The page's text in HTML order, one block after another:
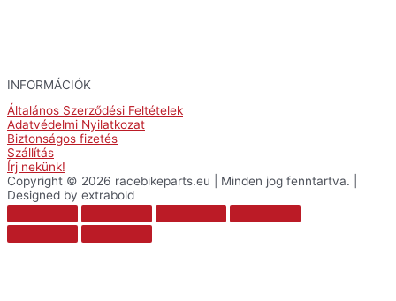
INFORMÁCIÓK
Általános Szerződési Feltételek
Adatvédelmi Nyilatkozat
Biztonságos fizetés
Szállítás
Írj nekünk!
Copyright © 2026 racebikeparts.eu | Minden jog fenntartva. |
Designed by extrabold